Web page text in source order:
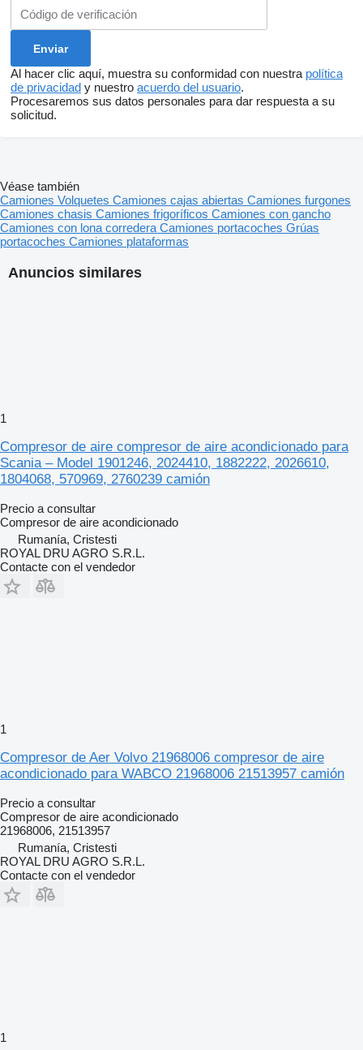
Al hacer clic aquí, muestra su conformidad con nuestra política
de privacidad y nuestro acuerdo del usuario.
Procesaremos sus datos personales para dar respuesta a su
solicitud.
Anuncios similares
1
Compresor de aire compresor de aire acondicionado para
Scania – Model 1901246, 2024410, 1882222, 2026610,
1804068, 570969, 2760239 camión
Precio a consultar
Compresor de aire acondicionado
Rumanía, Cristesti
ROYAL DRU AGRO S.R.L.
Contacte con el vendedor
1
Compresor de Aer Volvo 21968006 compresor de aire
acondicionado para WABCO 21968006 21513957 camión
Precio a consultar
Compresor de aire acondicionado
21968006, 21513957
Rumanía, Cristesti
ROYAL DRU AGRO S.R.L.
Contacte con el vendedor
1
Véase también
Camiones Volquetes Camiones cajas abiertas Camiones furgones
Camiones chasis Camiones frigoríficos Camiones con gancho
Camiones con lona corredera Camiones portacoches Grúas
portacoches Camiones plataformas